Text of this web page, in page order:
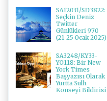
SA12031/SD3822:
Seçkin Deniz
Twitter
Günlükleri 970
(21-25 Ocak 2025)
SA3248/KY33-
YO118: Bir New
York Times
Başyazısı Olarak
Yurtta Sulh
Konseyi Bildirisi